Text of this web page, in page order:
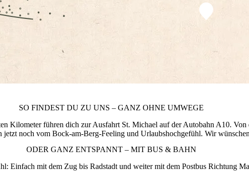
SO FINDEST DU ZU UNS – GANZ OHNE UMWEGE
Kilometer führen dich zur Ausfahrt St. Michael auf der Autobahn A10.
noch vom Bock-am-Berg-Feeling und Urlaubshochgefühl. Wir
ODER GANZ ENTSPANNT – MIT BUS & BAHN
Einfach mit dem Zug bis Radstadt und weiter mit dem Postbus Richtung